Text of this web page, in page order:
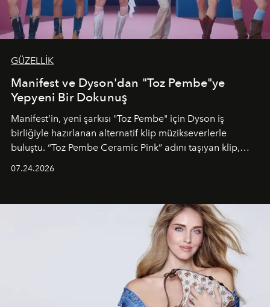
GÜZELLİK
Manifest ve Dyson'dan "Toz Pembe"ye
Yepyeni Bir Dokunuş
Manifest’in, yeni şarkısı "Toz Pembe" için Dyson iş
birliğiyle hazırlanan alternatif klip müzikseverlerle
buluştu. “Toz Pembe Ceramic Pink” adını taşıyan klip,
unsurlarından biri olarak öne çıkıyor.
07.24.2026